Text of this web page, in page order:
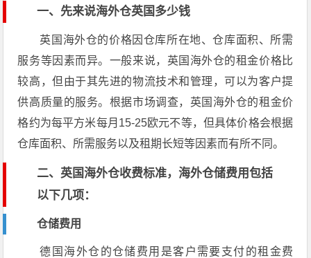
一、先来说海外仓英国多少钱
英国海外仓的价格因仓库所在地、仓库面积、所需
服务等因素而异。一般来说，英国海外仓的租金价格比
较高，但由于其先进的物流技术和管理，可以为客户提
供高质量的服务。根据市场调查，英国海外仓的租金价
格约为每平方米每月15-25欧元不等，但具体价格会根据
仓库面积、所需服务以及租期长短等因素而有所不同。
二、英国海外仓收费标准，海外仓储费用包括
以下几项：
仓储费用
德国海外仓的仓储费用是客户需要支付的租金费